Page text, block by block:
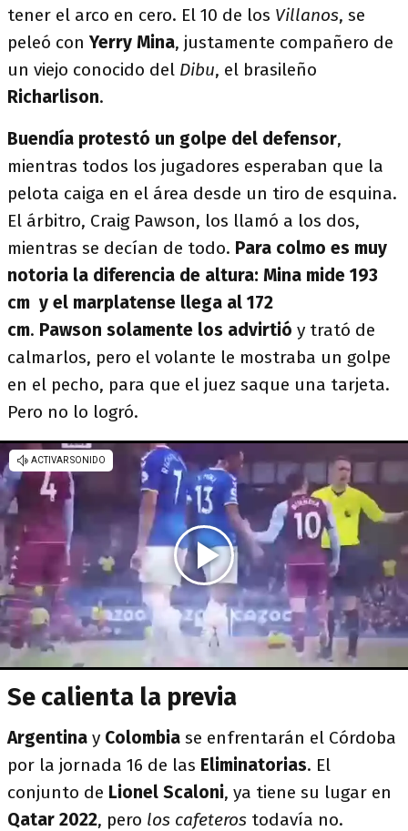
tener el arco en cero. El 10 de los Villanos, se
peleó con Yerry Mina, justamente compañero de
un viejo conocido del Dibu, el brasileño
Richarlison.
Buendía protestó un golpe del defensor,
mientras todos los jugadores esperaban que la
pelota caiga en el área desde un tiro de esquina.
El árbitro, Craig Pawson, los llamó a los dos,
mientras se decían de todo. Para colmo es muy
notoria la diferencia de altura: Mina mide 193
cm y el marplatense llega al 172
cm. Pawson solamente los advirtió y trató de
calmarlos, pero el volante le mostraba un golpe
en el pecho, para que el juez saque una tarjeta.
Pero no lo logró.
Se calienta la previa
Argentina y Colombia se enfrentarán el Córdoba
por la jornada 16 de las Eliminatorias. El
conjunto de Lionel Scaloni, ya tiene su lugar en
Qatar 2022, pero los cafeteros todavía no.